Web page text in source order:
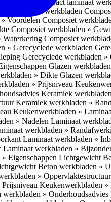
Compact laminaat
Composiet werkbladen
Voordelen Composiet
Composiet werkbladen »
Waterkering Composiet
» Gerecyclede werkbladen
Gerecyclede werkbladen
Glazen
» Dikte Glazen
» Prijsniveau
Keramiek
Keramiek werkbladen »
Keukenwerkbladen »
» Nadelen Laminaat
werkbladen »
Laminaat werkbladen »
Laminaat werkbladen »
Eigenschappen Lichtgewicht
Beton werkbladen »
» Oppervlaktestructuur
Keukenwerkbladen »
werkbladen » Onderhoudsadvies